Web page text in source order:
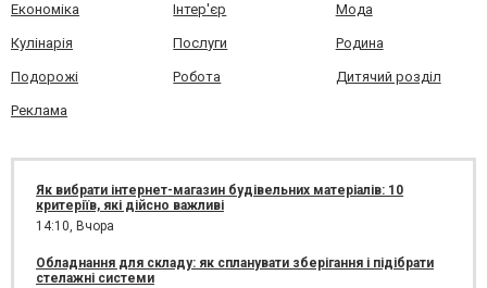
Економіка Інтер'єр Мода
Кулінарія Послуги Родина
Подорожі Робота Дитячий розділ
Реклама
Як вибрати інтернет-магазин будівельних матеріалів: 10
критеріїв, які дійсно важливі
14:10, Вчора
Обладнання для складу: як спланувати зберігання і підібрати
стелажні системи